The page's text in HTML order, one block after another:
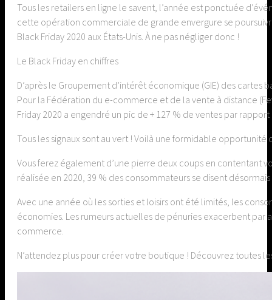
Tous les retailers en ligne le savent, l’année est ponctuée
cette opération commerciale de grande envergure se
Black Friday 2020 aux États-Unis. À ne pas négliger donc !
Le Black Friday en chiffres
D’après le Groupement d’intérêt économique (GIE) des
Pour la Fédération du e-commerce et de la vente à distance
Friday 2020 a engendré un pic de + 127 % de ventes par
Tous les signaux sont au vert ! Voilà une formidable
Vous ferez également d’une pierre deux coups en contentant
réalisée en 2020, 39 % des consommateurs se disent
Avec une année où les sorties et loisirs ont été limités, les
économies. Les rumeurs actuelles de pénuries exacerbent par
commerce.
N’attendez plus pour créer votre boutique ! Découvrez toutes